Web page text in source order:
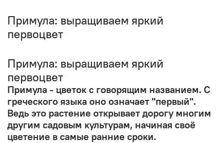
Примула: выращиваем яркий
первоцвет
Примула: выращиваем яркий
первоцвет
Примула - цветок с говорящим названием. С
греческого языка оно означает "первый".
Ведь это растение открывает дорогу многим
другим садовым культурам, начиная своё
цветение в самые ранние сроки.